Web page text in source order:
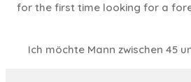
for the first time looking for a
Ich möchte Mann zwischen 45